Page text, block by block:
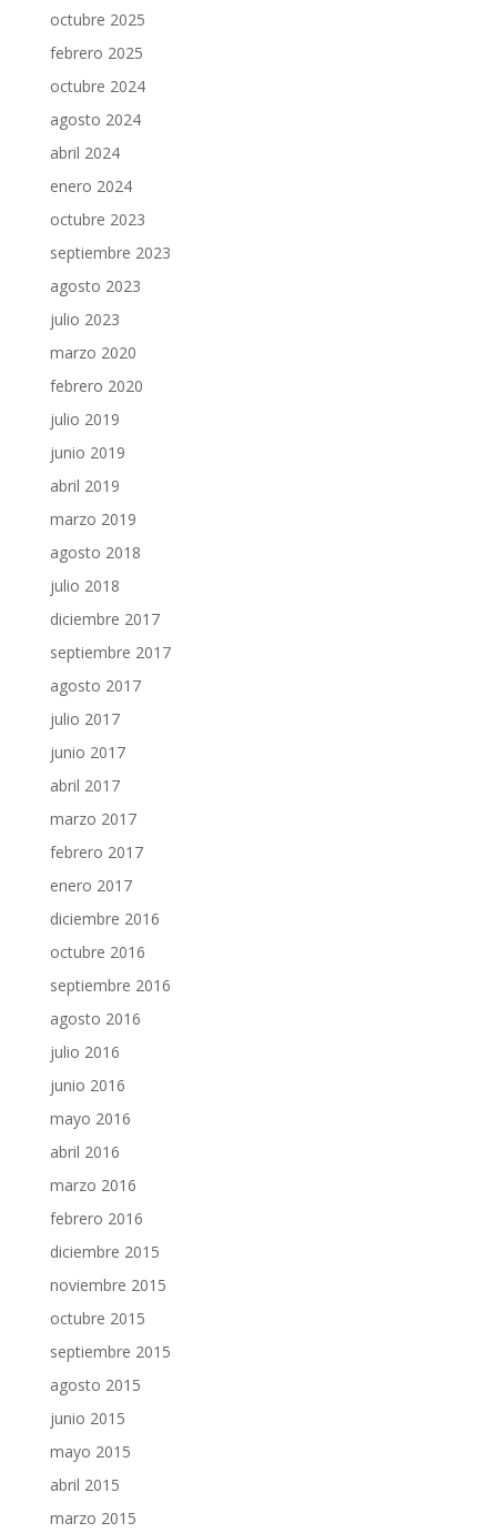
octubre 2025
febrero 2025
octubre 2024
agosto 2024
abril 2024
enero 2024
octubre 2023
septiembre 2023
agosto 2023
julio 2023
marzo 2020
febrero 2020
julio 2019
junio 2019
abril 2019
marzo 2019
agosto 2018
julio 2018
diciembre 2017
septiembre 2017
agosto 2017
julio 2017
junio 2017
abril 2017
marzo 2017
febrero 2017
enero 2017
diciembre 2016
octubre 2016
septiembre 2016
agosto 2016
julio 2016
junio 2016
mayo 2016
abril 2016
marzo 2016
febrero 2016
diciembre 2015
noviembre 2015
octubre 2015
septiembre 2015
agosto 2015
junio 2015
mayo 2015
abril 2015
marzo 2015